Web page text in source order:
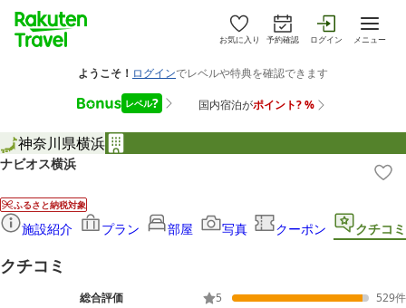
お気に入り 予約確認 ログイン メニュー
神奈川県横浜
ナビオス横浜
ふるさと納税対象
施設紹介 プラン 部屋 写真 クーポン クチコミ
クチコミ
総合評価 5 529件